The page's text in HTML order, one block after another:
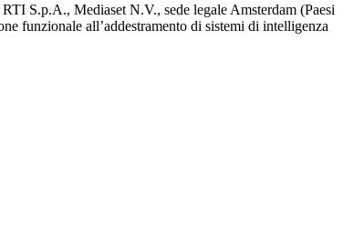
S.p.A., Mediaset N.V., sede legale Amsterdam (Paesi
funzionale all’addestramento di sistemi di intelligenza